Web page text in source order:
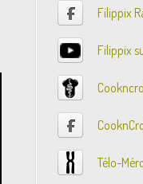
Filippix
Filippix
Télo-